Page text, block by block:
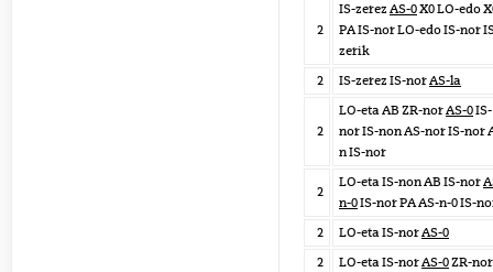
2
IS-zerez AS-0X0 LO-edo
PA IS-nor LO-edo IS-nor
zerik
2
IS-zerez IS-norAS-la
2
LO-eta AB ZR-norAS-0IS-
nor IS-non AS-nor IS-nor
n IS-nor
2
LO-eta IS-non AB IS-nor
n-0IS-nor PA AS-n-0 IS-
2
LO-eta IS-norAS-0
2
LO-eta IS-norAS-0ZR-